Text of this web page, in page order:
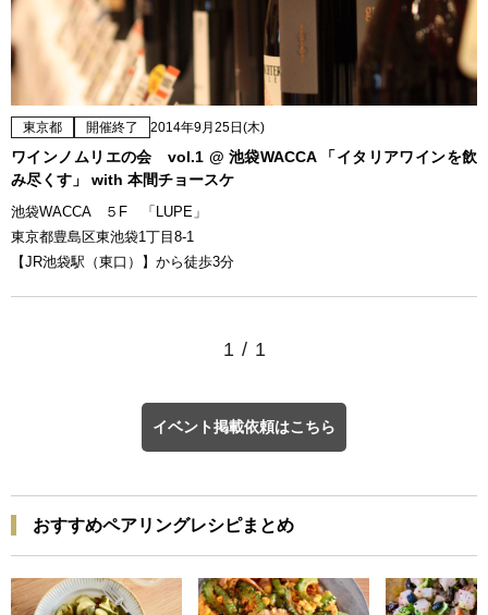
東京都 開催終了 2014年9月25日(木)
ワインノムリエの会 vol.1 @ 池袋WACCA 「イタリアワインを飲
み尽くす」 with 本間チョースケ
池袋WACCA ５F 「LUPE」
東京都豊島区東池袋1丁目8-1
【JR池袋駅（東口）】から徒歩3分
1 / 1
イベント掲載依頼はこちら
おすすめペアリングレシピまとめ